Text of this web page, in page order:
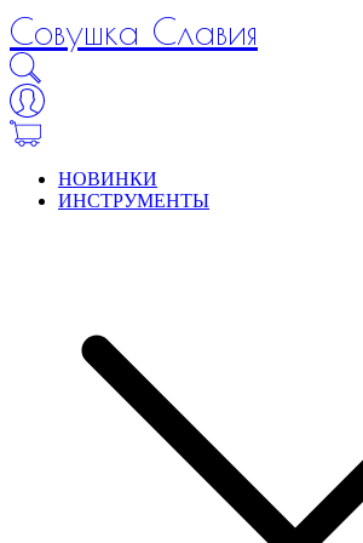
Совушка Славия
НОВИНКИ
ИНСТРУМЕНТЫ